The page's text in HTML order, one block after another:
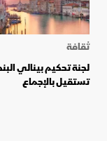
ثقافة
لجنة تحكيم بينالي
تستقيل بالإجماع